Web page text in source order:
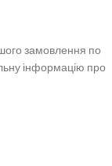
замовлення по
інформацію про